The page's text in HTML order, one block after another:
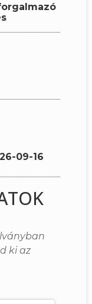
09-16
ki az